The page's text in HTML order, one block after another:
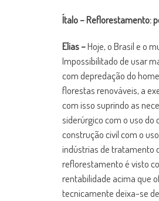
Ítalo – Reflorestamento:
Elias –Hoje, o Brasil e o
Impossibilitado de usar
com depredação do
florestas renováveis, a
com isso suprindo as
siderúrgico com o uso do
construção civil com o
indústrias de tratamento
reflorestamento é visto
rentabilidade acima que
tecnicamente deixa-se